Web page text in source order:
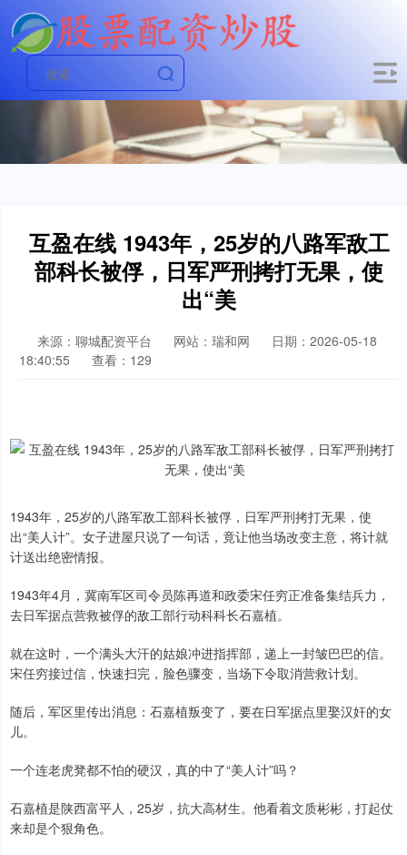
互盈在线 1943年，25岁的八路军敌工
部科长被俘，日军严刑拷打无果，使
出“美
来源：聊城配资平台 网站：瑞和网
日期：2026-05-18
18:40:55
查看：129
1943年，25岁的八路军敌工部科长被俘，日军严刑拷打无果，使
出“美人计”。女子进屋只说了一句话，竟让他当场改变主意，将计就
计送出绝密情报。
1943年4月，冀南军区司令员陈再道和政委宋任穷正准备集结兵力，
去日军据点营救被俘的敌工部行动科科长石嘉植。
就在这时，一个满头大汗的姑娘冲进指挥部，递上一封皱巴巴的信。
宋任穷接过信，快速扫完，脸色骤变，当场下令取消营救计划。
随后，军区里传出消息：石嘉植叛变了，要在日军据点里娶汉奸的女
儿。
一个连老虎凳都不怕的硬汉，真的中了“美人计”吗？
石嘉植是陕西富平人，25岁，抗大高材生。他看着文质彬彬，打起仗
来却是个狠角色。